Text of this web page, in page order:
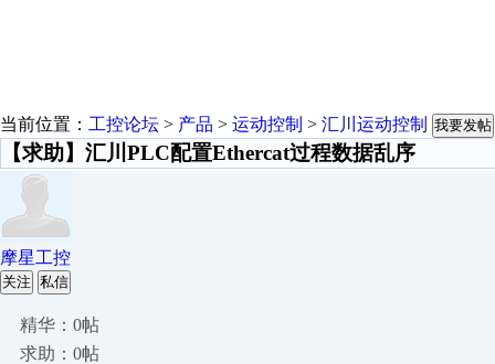
当前位置： 工控论坛 > 产品 > 运动控制 > 汇川运动控制 我要发帖
【求助】汇川PLC配置Ethercat过程数据乱序
摩星工控
关注 私信
精华：0帖
求助：0帖